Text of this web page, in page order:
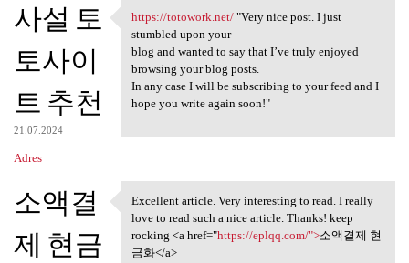
사설 토
토사이
트 추천
21.07.2024
Adres
https://totowork.net/ "Very
https://totowork.net/"Very nice post. I just
stumbled upon your
blog and wanted to say that I’ve truly enjoyed
browsing your blog posts.
In any case I will be subscribing to your feed and I
hope you write again soon!"
소액결
제 현금
Excellent article. Very
Excellent article. Very interesting to read. I really
love to read such a nice article. Thanks! keep
rocking <a href="https://eplqq.com/">소액결제 현
금화</a>